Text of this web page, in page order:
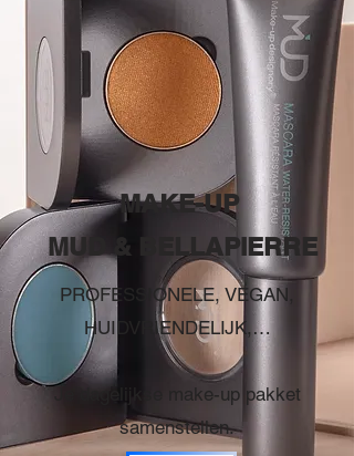
MAKE-UP
MUD & BELLAPIERRE
PROFESSIONELE, VEGAN,
HUIDVRIENDELIJK,…
Je dagelijkse make-up pakket
samenstellen.